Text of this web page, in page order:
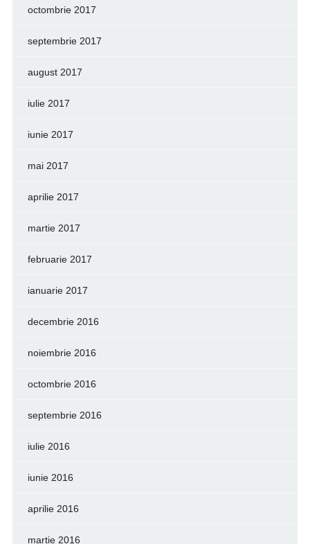
octombrie 2017
septembrie 2017
august 2017
iulie 2017
iunie 2017
mai 2017
aprilie 2017
martie 2017
februarie 2017
ianuarie 2017
decembrie 2016
noiembrie 2016
octombrie 2016
septembrie 2016
iulie 2016
iunie 2016
aprilie 2016
martie 2016